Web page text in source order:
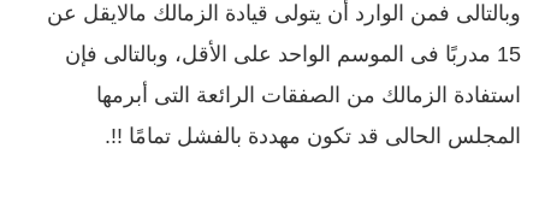
وبالتالى فمن الوارد أن يتولى قيادة الزمالك مالايقل عن
15 مدربًا فى الموسم الواحد على الأقل، وبالتالى فإن
استفادة الزمالك من الصفقات الرائعة التى أبرمها
المجلس الحالى قد تكون مهددة بالفشل تمامًا !!.